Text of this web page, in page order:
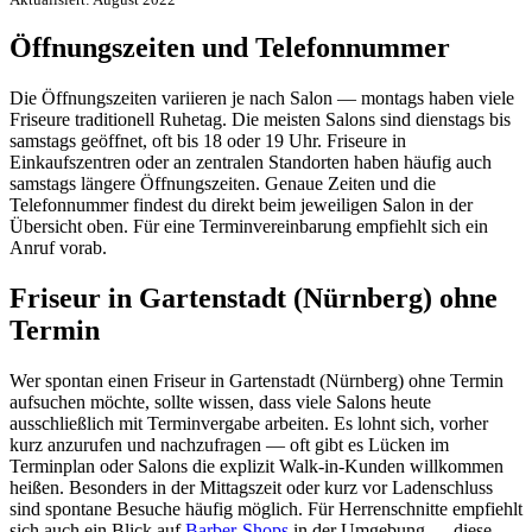
Öffnungszeiten und Telefonnummer
Die Öffnungszeiten variieren je nach Salon — montags haben viele
Friseure traditionell Ruhetag. Die meisten Salons sind dienstags bis
samstags geöffnet, oft bis 18 oder 19 Uhr. Friseure in
Einkaufszentren oder an zentralen Standorten haben häufig auch
samstags längere Öffnungszeiten. Genaue Zeiten und die
Telefonnummer findest du direkt beim jeweiligen Salon in der
Übersicht oben. Für eine Terminvereinbarung empfiehlt sich ein
Anruf vorab.
Friseur in Gartenstadt (Nürnberg) ohne
Termin
Wer spontan einen Friseur in Gartenstadt (Nürnberg) ohne Termin
aufsuchen möchte, sollte wissen, dass viele Salons heute
ausschließlich mit Terminvergabe arbeiten. Es lohnt sich, vorher
kurz anzurufen und nachzufragen — oft gibt es Lücken im
Terminplan oder Salons die explizit Walk-in-Kunden willkommen
heißen. Besonders in der Mittagszeit oder kurz vor Ladenschluss
sind spontane Besuche häufig möglich. Für Herrenschnitte empfiehlt